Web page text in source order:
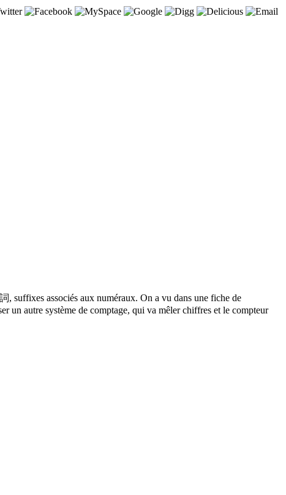
, suffixes associés aux numéraux. On a vu dans une fiche de
un autre système de comptage, qui va mêler chiffres et le compteur